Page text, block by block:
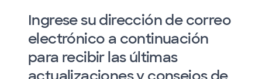
Ingrese su dirección de correo
electrónico a continuación
para recibir las últimas